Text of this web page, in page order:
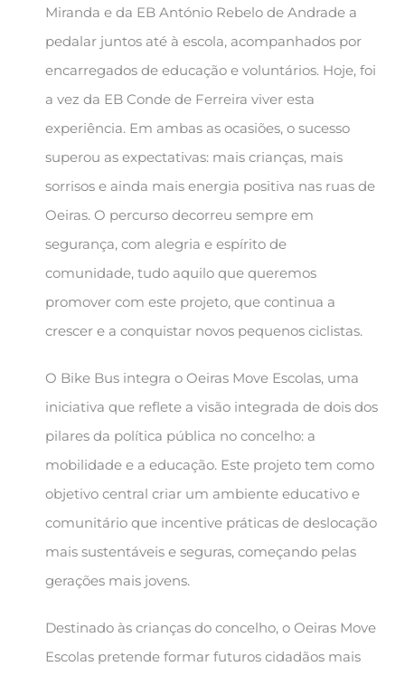
Miranda e da EB António Rebelo de Andrade a
pedalar juntos até à escola, acompanhados por
encarregados de educação e voluntários. Hoje, foi
a vez da EB Conde de Ferreira viver esta
experiência. Em ambas as ocasiões, o sucesso
superou as expectativas: mais crianças, mais
sorrisos e ainda mais energia positiva nas ruas de
Oeiras. O percurso decorreu sempre em
segurança, com alegria e espírito de
comunidade, tudo aquilo que queremos
promover com este projeto, que continua a
crescer e a conquistar novos pequenos ciclistas.
O Bike Bus integra o Oeiras Move Escolas, uma
iniciativa que reflete a visão integrada de dois dos
pilares da política pública no concelho: a
mobilidade e a educação. Este projeto tem como
objetivo central criar um ambiente educativo e
comunitário que incentive práticas de deslocação
mais sustentáveis e seguras, começando pelas
gerações mais jovens.
Destinado às crianças do concelho, o Oeiras Move
Escolas pretende formar futuros cidadãos mais